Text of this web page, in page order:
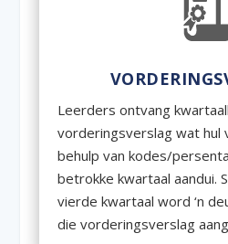
Leerders ontvang
vorderingsverslag wat hul
behulp van kodes/
betrokke kwartaal aandui.
vierde kwartaal word ‘n
die vorderingsverslag